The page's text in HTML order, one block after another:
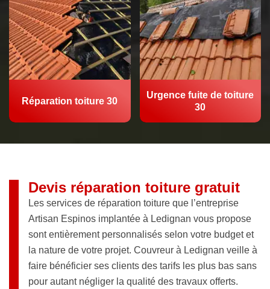
Réparation toiture 30
Urgence fuite de toiture
30
Devis réparation toiture gratuit
Les services de réparation toiture que l’entreprise
Artisan Espinos implantée à Ledignan vous propose
sont entièrement personnalisés selon votre budget et
la nature de votre projet. Couvreur à Ledignan veille à
faire bénéficier ses clients des tarifs les plus bas sans
pour autant négliger la qualité des travaux offerts.